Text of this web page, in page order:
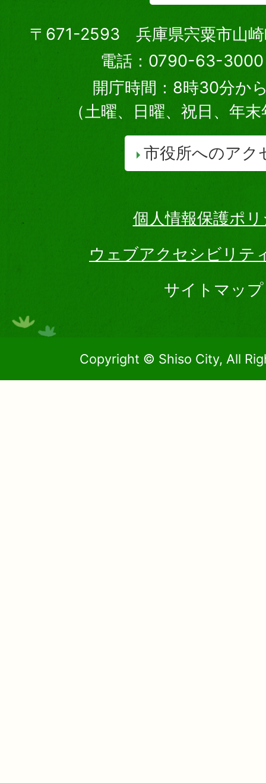
〒671-2593 兵庫県宍粟市山崎
電話：0790-63-3000
開庁時間：8時30分か
（土曜、日曜、祝日、年
市役所へのアク
個人情報保護ポ
ウェブアクセシビリテ
サイトマップ
Copyright © Shiso City, All